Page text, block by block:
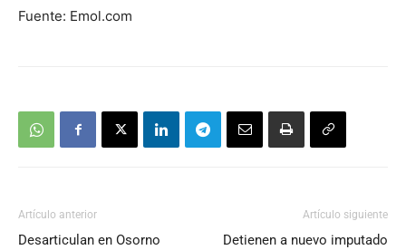
Fuente: Emol.com
Artículo anterior
Desarticulan en Osorno
Artículo siguiente
Detienen a nuevo imputado